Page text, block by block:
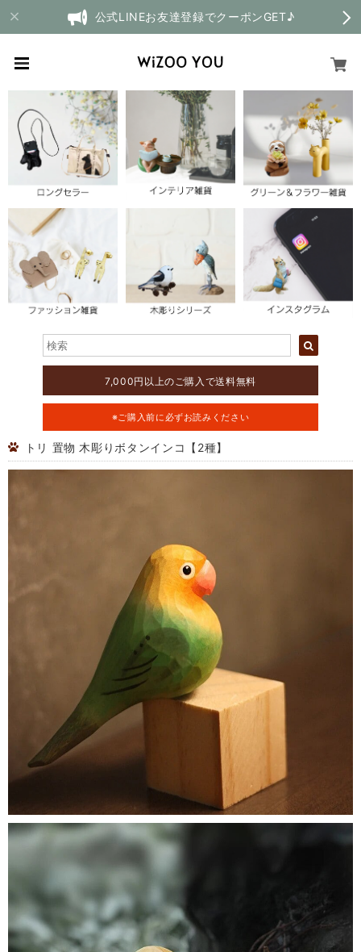
公式LINEお友達登録でクーポンGET♪
7,000円以上のご購入で送料無料
※ご購入前に必ずお読みください
トリ 置物 木彫りボタンインコ【2種】